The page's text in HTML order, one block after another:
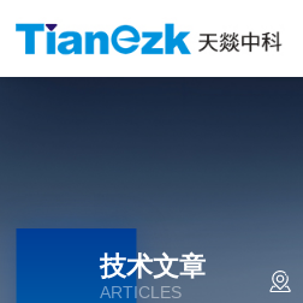
技术文章
ARTICLES